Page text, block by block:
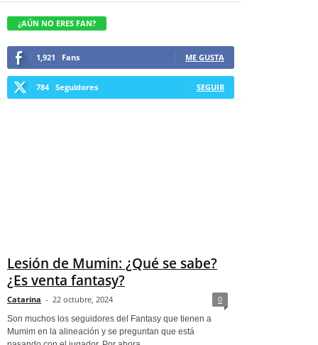
¿AÚN NO ERES FAN?
1,921 Fans ME GUSTA
784 Seguidores SEGUIR
Lesión de Mumin: ¿Qué se sabe?
¿Es venta fantasy?
Catarina - 22 octubre, 2024 0
Son muchos los seguidores del Fantasy que tienen a
Mumim en la alineación y se preguntan que está